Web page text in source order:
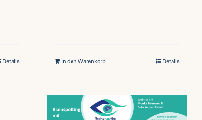
Details In den Warenkorb Details